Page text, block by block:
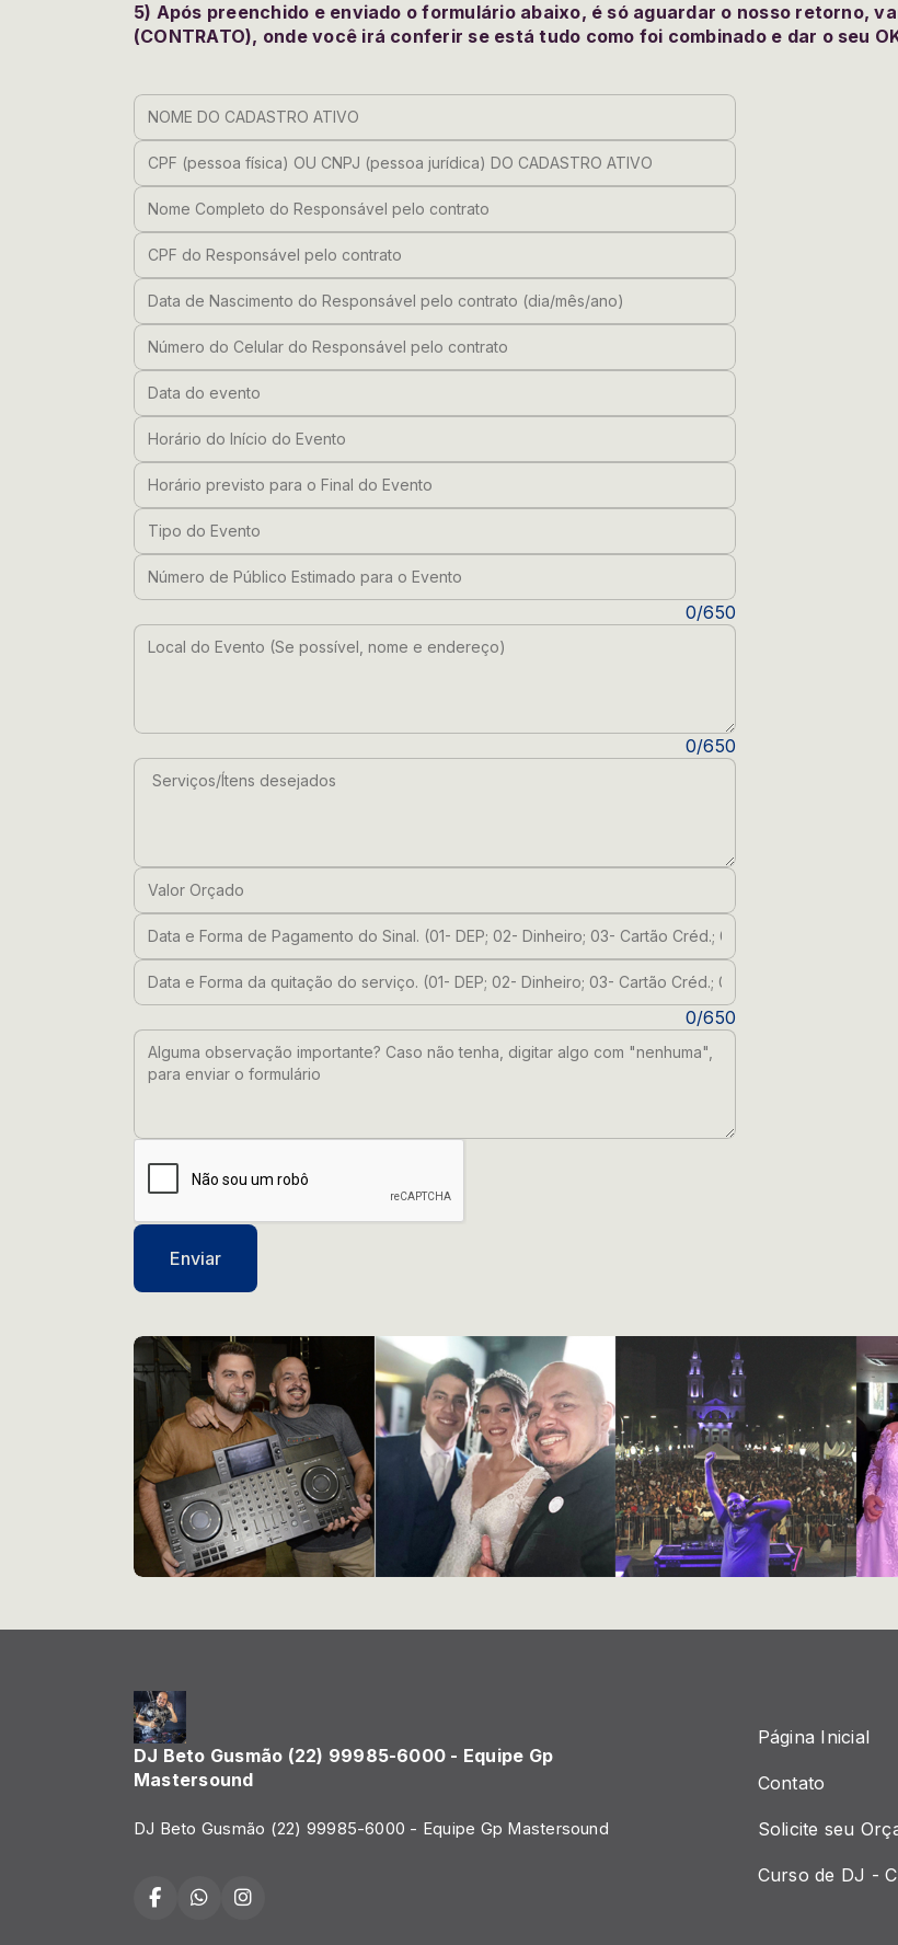
5) Após preenchido e enviado o formulário abaixo, é só aguardar o nosso retorno,
(CONTRATO), onde você irá conferir se está tudo como foi combinado e dar o seu
NOME DO CADASTRO ATIVO
CPF (pessoa física) OU CNPJ (pessoa jurídica) DO CADASTRO ATIVO
Nome Completo do Responsável pelo contrato
CPF do Responsável pelo contrato
Data de Nascimento do Responsável pelo contrato (dia/mês/ano)
Número do Celular do Responsável pelo contrato
Data do evento
Horário do Início do Evento
Horário previsto para o Final do Evento
Tipo do Evento
Número de Público Estimado para o Evento
0/650
0/650
Valor Orçado
Data e Forma de Pagamento do Sinal. (01- DEP; 02- Dinheiro; 03- Cartão Créd.; 04-
Data e Forma da quitação do serviço. (01- DEP; 02- Dinheiro; 03- Cartão Créd.; 04-
Alguma observação importante? Caso não tenha, digitar algo com "nenhuma", para
0/650
Enviar
DJ Beto Gusmão (22) 99985-6000 - Equipe Gp
Mastersound
DJ Beto Gusmão (22) 99985-6000 - Equipe Gp Mastersound
Página Inicial
Contato
Solicite seu
Curso de DJ -